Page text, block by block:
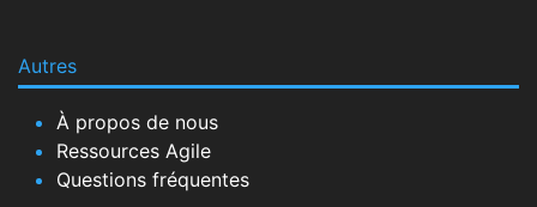
Autres
À propos de nous
Ressources Agile
Questions fréquentes